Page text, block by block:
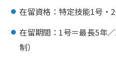
在留資格：特定技能1号・
在留期間：1号＝最長5年
制）